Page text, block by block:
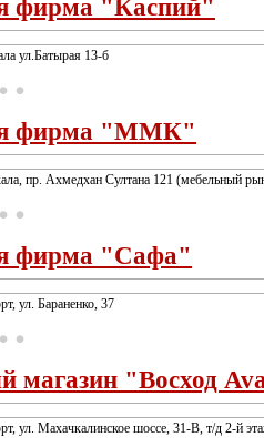
фирма "Каспий"
ул.Батырая 13-б
фирма "ММК"
пр. Ахмедхан Султана 121 (мебельный
фирма "Сафа"
ул. Бараненко, 37
магазин "Восход
ул. Махачкалинское шоссе, 31-В, т/д 2-й